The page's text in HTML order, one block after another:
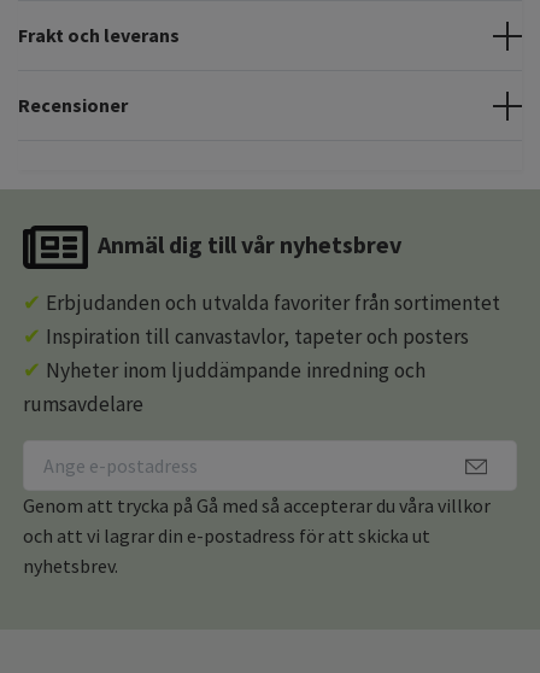
Frakt och leverans
Recensioner
Anmäl dig till vår nyhetsbrev
✔ Erbjudanden och utvalda favoriter från sortimentet
✔ Inspiration till canvastavlor, tapeter och posters
✔ Nyheter inom ljuddämpande inredning och
rumsavdelare
Genom att trycka på Gå med så accepterar du våra villkor
och att vi lagrar din e-postadress för att skicka ut
nyhetsbrev.